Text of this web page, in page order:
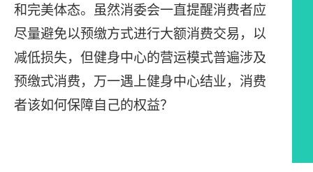
和完美体态。虽然消委会一直提醒消费者应
尽量避免以预缴方式进行大额消费交易，以
减低损失，但健身中心的营运模式普遍涉及
预缴式消费，万一遇上健身中心结业，消费
者该如何保障自己的权益？